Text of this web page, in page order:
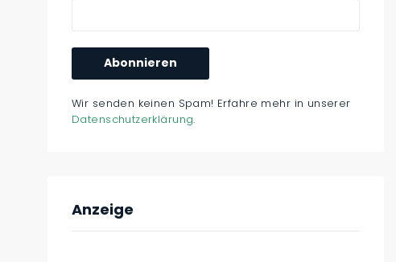
Wir senden keinen Spam! Erfahre mehr in unserer
Datenschutzerklärung.
Anzeige